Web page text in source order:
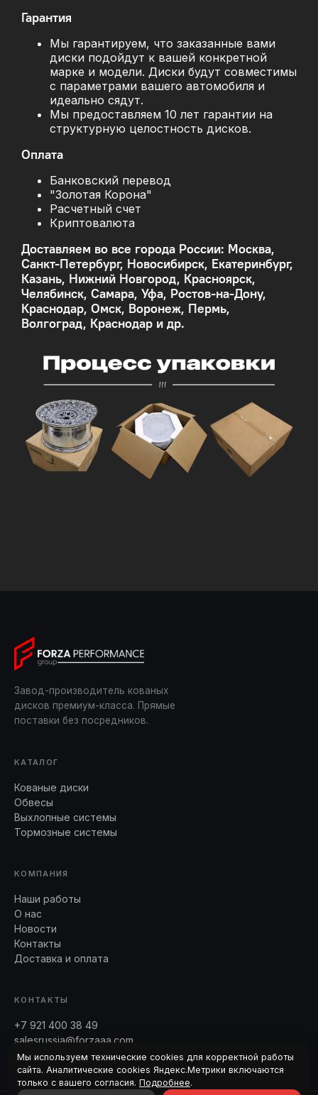
Гарантия
Мы гарантируем, что заказанные вами
диски подойдут к вашей конкретной
марке и модели. Диски будут совместимы
с параметрами вашего автомобиля и
идеально сядут.
Мы предоставляем 10 лет гарантии на
структурную целостность дисков.
Оплата
Банковский перевод
"Золотая Корона"
Расчетный счет
Криптовалюта
Доставляем во все города России: Москва,
Санкт-Петербург, Новосибирск, Екатеринбург,
Казань, Нижний Новгород, Красноярск,
Челябинск, Самара, Уфа, Ростов-на-Дону,
Краснодар, Омск, Воронеж, Пермь,
Волгоград, Краснодар и др.
Завод-производитель кованых
дисков премиум-класса. Прямые
поставки без посредников.
КАТАЛОГ
Кованые диски
Обвесы
Выхлопные системы
Тормозные системы
КОМПАНИЯ
Наши работы
О нас
Новости
Контакты
Доставка и оплата
КОНТАКТЫ
+7 921 400 38 49
salesrussia@forzaaa.com
Telegram · WhatsApp
Мы используем технические cookies для корректной работы
сайта. Аналитические cookies Яндекс.Метрики включаются
только с вашего согласия. Подробнее.